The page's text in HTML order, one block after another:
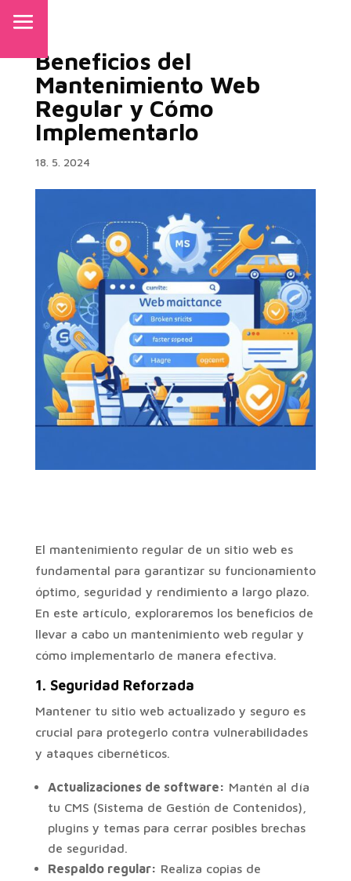
Beneficios del
Mantenimiento Web
Regular y Cómo
Implementarlo
18. 5. 2024
El mantenimiento regular de un sitio web es
fundamental para garantizar su funcionamiento
óptimo, seguridad y rendimiento a largo plazo.
En este artículo, exploraremos los beneficios de
llevar a cabo un mantenimiento web regular y
cómo implementarlo de manera efectiva.
1. Seguridad Reforzada
Mantener tu sitio web actualizado y seguro es
crucial para protegerlo contra vulnerabilidades
y ataques cibernéticos.
Actualizaciones de software: Mantén al día
tu CMS (Sistema de Gestión de Contenidos),
plugins y temas para cerrar posibles brechas
de seguridad.
Respaldo regular: Realiza copias de